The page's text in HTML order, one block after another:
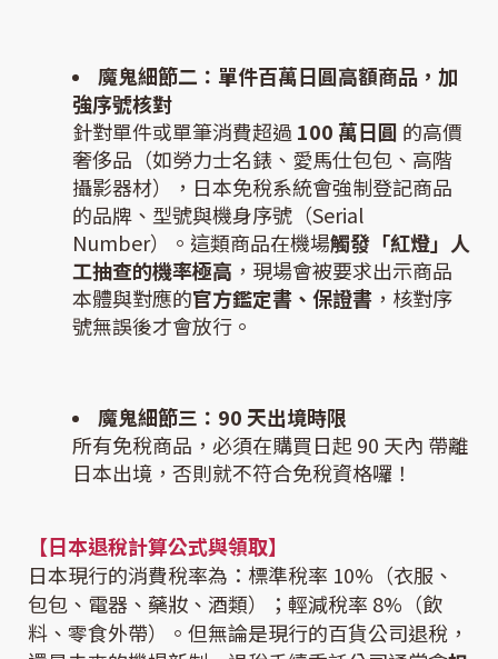
魔鬼細節二：單件百萬日圓高額商品，加
強序號核對
針對單件或單筆消費超過 100 萬日圓 的高價
奢侈品（如勞力士名錶、愛馬仕包包、高階
攝影器材），日本免稅系統會強制登記商品
的品牌、型號與機身序號（Serial
Number）。這類商品在機場觸發「紅燈」人
工抽查的機率極高 ，現場會被要求出示商品
本體與對應的官方鑑定書、保證書 ，核對序
號無誤後才會放行。
魔鬼細節三：90 天出境時限
所有免稅商品，必須在購買日起 90 天內 帶離
日本出境，否則就不符合免稅資格囉！
【日本退稅計算公式與領取】
日本現行的消費稅率為：標準稅率 10%（衣服、
包包、電器、藥妝、酒類）；輕減稅率 8%（飲
料、零食外帶）。但無論是現行的百貨公司退稅，